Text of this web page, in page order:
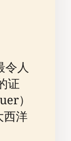
人
证
）
西洋